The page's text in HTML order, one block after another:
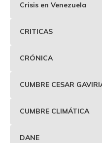
Crisis en Venezuela
CRITICAS
CRÓNICA
CUMBRE CESAR
CUMBRE CLIMÁTICA
DANE